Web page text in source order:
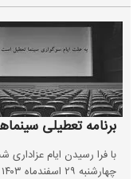
برنامه تعطیلی
با فرا رسیدن ایام